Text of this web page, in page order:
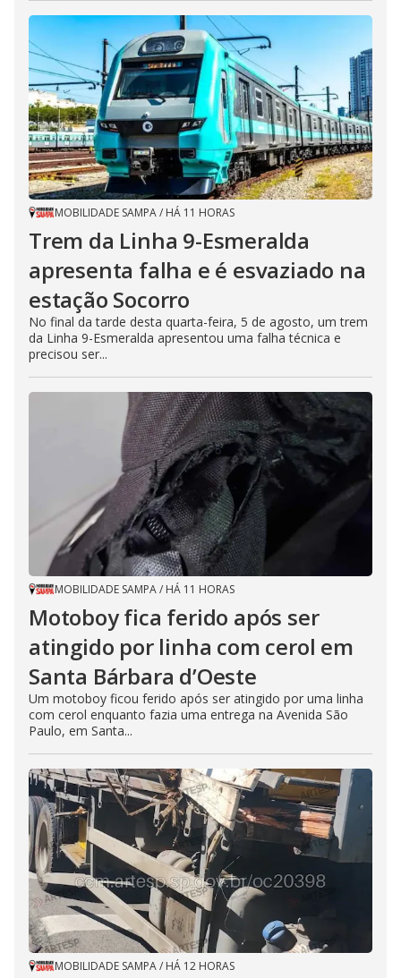
MOBILIDADE SAMPA/ HÁ 11 HORAS
Trem da Linha 9-Esmeralda
apresenta falha e é esvaziado na
estação Socorro
No final da tarde desta quarta-feira, 5 de agosto, um trem
da Linha 9-Esmeralda apresentou uma falha técnica e
precisou ser...
MOBILIDADE SAMPA/ HÁ 11 HORAS
Motoboy fica ferido após ser
atingido por linha com cerol em
Santa Bárbara d’Oeste
Um motoboy ficou ferido após ser atingido por uma linha
com cerol enquanto fazia uma entrega na Avenida São
Paulo, em Santa...
MOBILIDADE SAMPA/ HÁ 12 HORAS